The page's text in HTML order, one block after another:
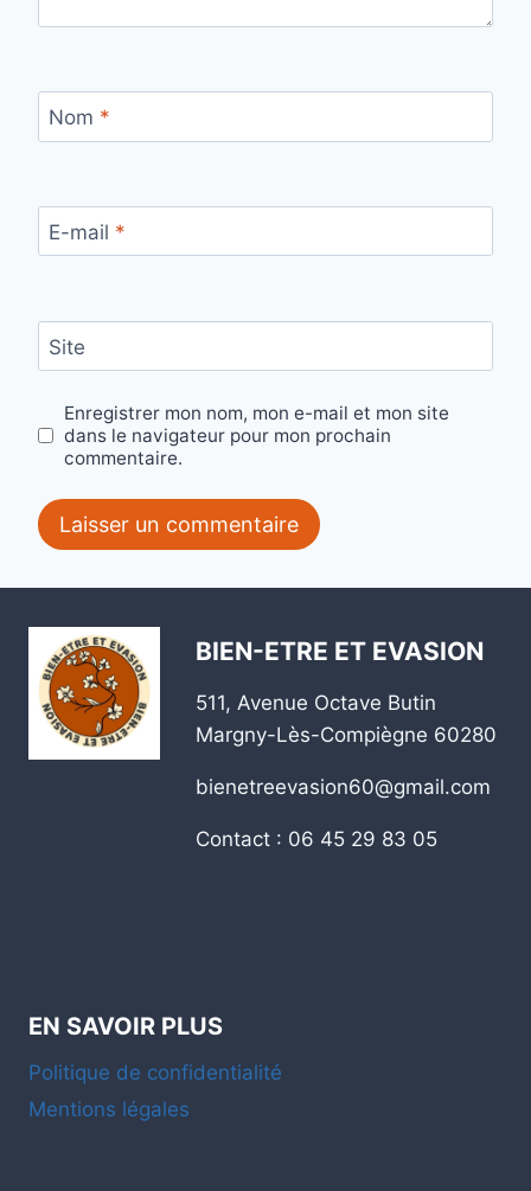
Nom *
E-mail *
Site
Enregistrer mon nom, mon e-mail et mon site
dans le navigateur pour mon prochain
commentaire.
BIEN-ETRE ET EVASION
511, Avenue Octave Butin
Margny-Lès-Compiègne 60280
bienetreevasion60@gmail.com
Contact : 06 45 29 83 05
EN SAVOIR PLUS
Politique de confidentialité
Mentions légales